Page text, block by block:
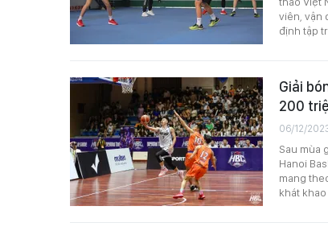
viên, vận
định tập
Giải
200
06/12/
Sau mùa
Hanoi
mang
khát